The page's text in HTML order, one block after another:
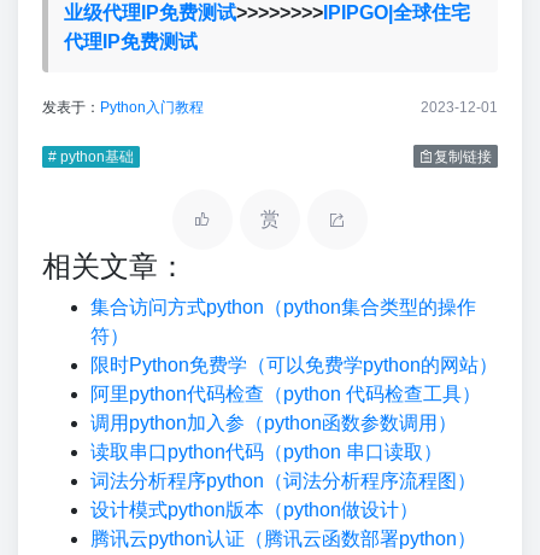
业级代理IP免费测试>>>>>>>>IPIPGO|全球住宅
代理IP免费测试
发表于： Python入门教程 2023-12-01
# python基础 复制链接
赏
相关文章：
集合访问方式python（python集合类型的操作
符）
限时Python免费学（可以免费学python的网站）
阿里python代码检查（python 代码检查工具）
调用python加入参（python函数参数调用）
读取串口python代码（python 串口读取）
词法分析程序python（词法分析程序流程图）
设计模式python版本（python做设计）
腾讯云python认证（腾讯云函数部署python）